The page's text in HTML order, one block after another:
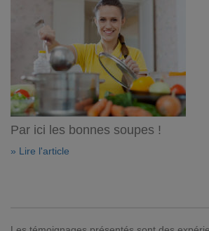
Par ici les bonnes soupes !
» Lire l'article